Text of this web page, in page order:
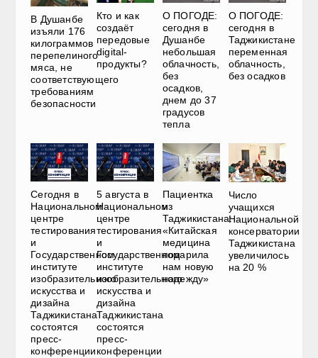
В Душанбе
изъяли 176
килограммов
перепелиного
мяса, не
соответствующего
требованиям
безопасности
Кто и как
создаёт
передовые
digital-
продукты?
О ПОГОДЕ:
сегодня в
Душанбе
небольшая
облачность,
без
осадков,
днем до 37
градусов
тепла
О ПОГОДЕ:
сегодня в
Таджикистане
переменная
облачность,
без осадков
Сегодня в
Национальном
центре
тестирования
и
Государственном
институте
изобразительного
искусства и
дизайна
Таджикистана
состоятся
пресс-
конференции
5 августа в
Национальном
центре
тестирования
и
Государственном
институте
изобразительного
искусства и
дизайна
Таджикистана
состоятся
пресс-
конференции
Пациентка
из
Таджикистана:
«Китайская
медицина
подарила
нам новую
надежду»
Число
учащихся
Национальной
консерватории
Таджикистана
увеличилось
на 20 %